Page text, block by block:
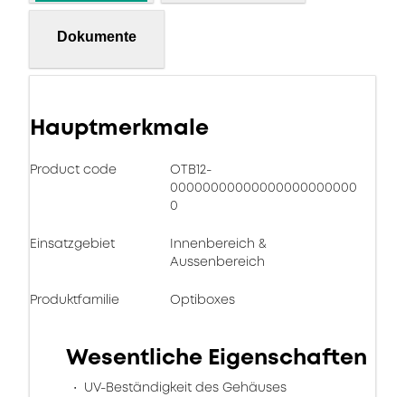
Dokumente
Hauptmerkmale
Product code
OTB12-
00000000000000000000000
0
Einsatzgebiet
Innenbereich &
Aussenbereich
Produktfamilie Optiboxes
Wesentliche Eigenschaften
UV-Beständigkeit des Gehäuses